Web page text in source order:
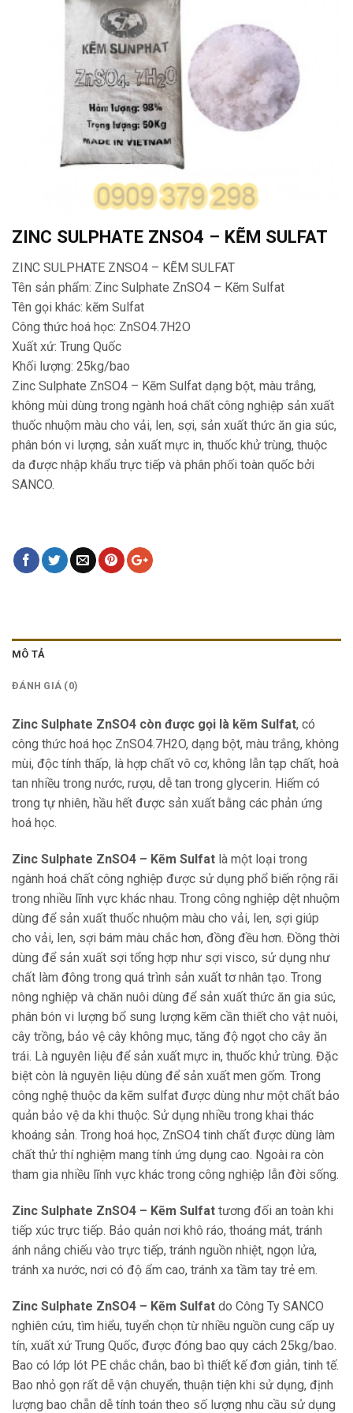
ZINC SULPHATE ZNSO4 – KẼM SULFAT
ZINC SULPHATE ZNSO4 – KẼM SULFAT
Tên sản phẩm: Zinc Sulphate ZnSO4 – Kẽm Sulfat
Tên gọi khác: kẽm Sulfat
Công thức hoá học: ZnSO4.7H2O
Xuất xứ: Trung Quốc
Khối lượng: 25kg/bao
Zinc Sulphate ZnSO4 – Kẽm Sulfat dạng bột, màu trắng,
không mùi dùng trong ngành hoá chất công nghiệp sản xuất
thuốc nhuộm màu cho vải, len, sợi, sản xuất thức ăn gia súc,
phân bón vi lượng, sản xuất mực in, thuốc khử trùng, thuộc
da được nhập khẩu trực tiếp và phân phối toàn quốc bởi
SANCO.
MÔ TẢ
ĐÁNH GIÁ (0)
Zinc Sulphate ZnSO4 còn được gọi là kẽm Sulfat, có
công thức hoá học ZnSO4.7H2O, dạng bột, màu trắng, không
mùi, độc tính thấp, là hợp chất vô cơ, không lẫn tạp chất, hoà
tan nhiều trong nước, rượu, dễ tan trong glycerin. Hiếm có
trong tự nhiên, hầu hết được sản xuất bằng các phản ứng
hoá học.
Zinc Sulphate ZnSO4 – Kẽm Sulfat là một loại trong
ngành hoá chất công nghiệp được sử dụng phổ biến rộng rãi
trong nhiều lĩnh vực khác nhau. Trong công nghiệp dệt nhuộm
dùng để sản xuất thuốc nhuộm màu cho vải, len, sợi giúp
cho vải, len, sợi bám màu chắc hơn, đồng đều hơn. Đồng thời
dùng để sản xuất sợi tổng hợp như sợi visco, sử dụng như
chất làm đông trong quá trình sản xuất tơ nhân tạo. Trong
nông nghiệp và chăn nuôi dùng để sản xuất thức ăn gia súc,
phân bón vi lượng bổ sung lượng kẽm cần thiết cho vật nuôi,
cây trồng, bảo vệ cây không mục, tăng độ ngọt cho cây ăn
trái. Là nguyên liệu để sản xuất mực in, thuốc khử trùng. Đặc
biệt còn là nguyên liệu dùng để sản xuất men gốm. Trong
công nghệ thuộc da kẽm sulfat được dùng như một chất bảo
quản bảo vệ da khi thuộc. Sử dụng nhiều trong khai thác
khoáng sản. Trong hoá học, ZnSO4 tinh chất được dùng làm
chất thử thí nghiệm mang tính ứng dụng cao. Ngoài ra còn
tham gia nhiều lĩnh vực khác trong công nghiệp lẫn đời sống.
Zinc Sulphate ZnSO4 – Kẽm Sulfat tương đối an toàn khi
tiếp xúc trực tiếp. Bảo quản nơi khô ráo, thoáng mát, tránh
ánh nắng chiếu vào trực tiếp, tránh nguồn nhiệt, ngọn lửa,
tránh xa nước, nơi có độ ẩm cao, tránh xa tầm tay trẻ em.
Zinc Sulphate ZnSO4 – Kẽm Sulfat do Công Ty SANCO
nghiên cứu, tìm hiểu, tuyển chọn từ nhiều nguồn cung cấp uy
tín, xuất xứ Trung Quốc, được đóng bao quy cách 25kg/bao.
Bao có lớp lót PE chắc chắn, bao bì thiết kế đơn giản, tinh tế.
Bao nhỏ gọn rất dễ vận chuyển, thuận tiện khi sử dụng, định
lượng bao chẵn dễ tính toán theo số lượng nhu cầu sử dụng